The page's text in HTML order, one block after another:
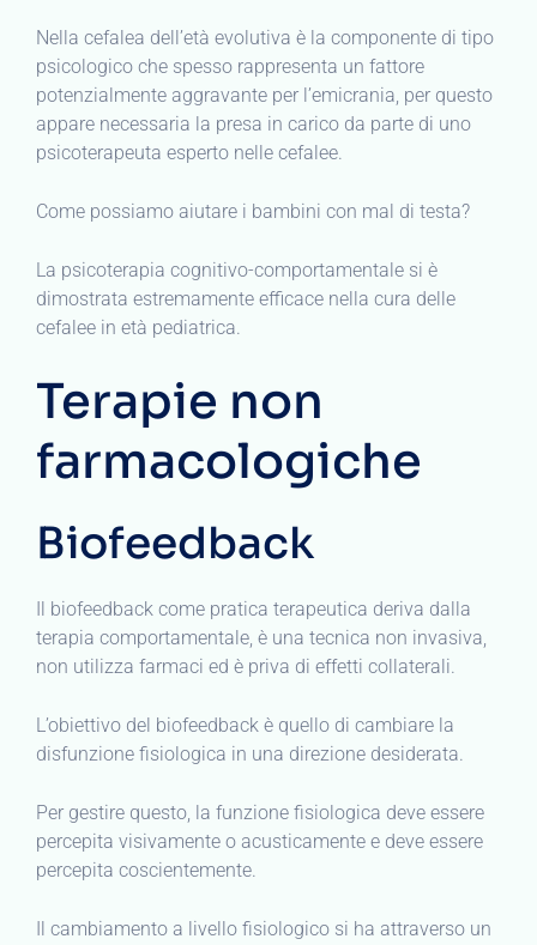
Nella cefalea dell’età evolutiva è la componente di tipo
psicologico che spesso rappresenta un fattore
potenzialmente aggravante per l’emicrania, per questo
appare necessaria la presa in carico da parte di uno
psicoterapeuta esperto nelle cefalee.
Come possiamo aiutare i bambini con mal di testa?
La psicoterapia cognitivo-comportamentale si è
dimostrata estremamente efficace nella cura delle
cefalee in età pediatrica.
Terapie non
farmacologiche
Biofeedback
Il biofeedback come pratica terapeutica deriva dalla
terapia comportamentale, è una tecnica non invasiva,
non utilizza farmaci ed è priva di effetti collaterali.
L’obiettivo del biofeedback è quello di cambiare la
disfunzione fisiologica in una direzione desiderata.
Per gestire questo, la funzione fisiologica deve essere
percepita visivamente o acusticamente e deve essere
percepita coscientemente.
Il cambiamento a livello fisiologico si ha attraverso un